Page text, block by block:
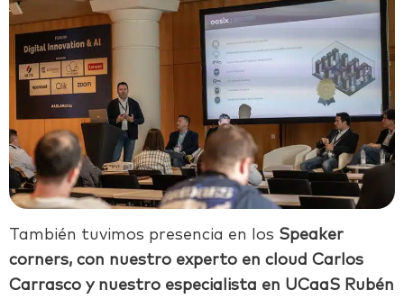
También tuvimos presencia en los Speaker
corners, con nuestro experto en cloud Carlos
Carrasco y nuestro especialista en UCaaS Rubén